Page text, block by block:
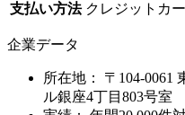
支払い方法 クレジットカ
企業データ
所在地：
〒104-0061
ル銀座4丁目803号室